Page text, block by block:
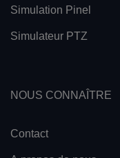
Simulation Pinel
Simulateur PTZ
NOUS CONNAÎTRE
Contact